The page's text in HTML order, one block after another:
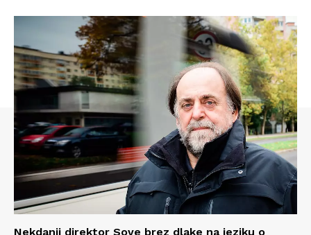
Nekdanji direktor Sove brez dlake na jeziku o